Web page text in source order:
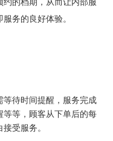
务的良好体验。
待时间提醒，服务完成
等，顾客从下单后的每
受服务。